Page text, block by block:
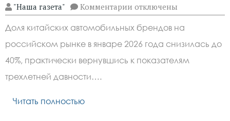
"Наша газета" Комментарии к
записи
Доля
китайских
машин
на
российском
рынке
отключены
Доля китайских автомобильных брендов на
российском рынке в январе 2026 года снизилась до
40%, практически вернувшись к показателям
трехлетней давности….
Читать полностью